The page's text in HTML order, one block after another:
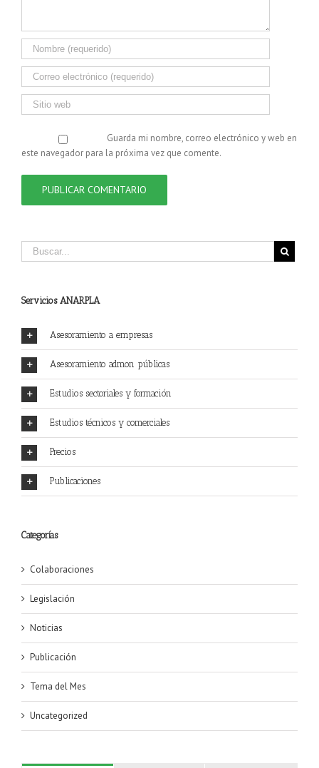
Guarda mi nombre, correo electrónico y web en
este navegador para la próxima vez que comente.
Servicios ANARPLA
Asesoramiento a empresas
Asesoramiento admon públicas
Estudios sectoriales y formación
Estudios técnicos y comerciales
Precios
Publicaciones
Categorías
Colaboraciones
Legislación
Noticias
Publicación
Tema del Mes
Uncategorized